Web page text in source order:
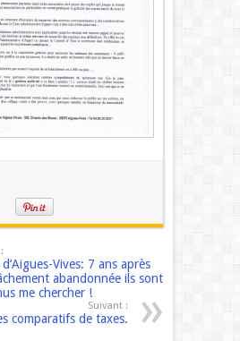
Vives: 7 ans après
abandonnée ils sont
me chercher !
Suivant :
comparatifs de taxes.